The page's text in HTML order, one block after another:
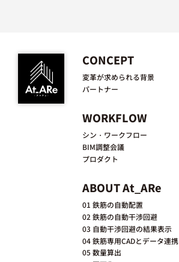
CONCEPT
変革が求められる背景
パートナー
WORKFLOW
シン・ワークフロー
BIM調整会議
プロダクト
ABOUT At_ARe
01 鉄筋の自動配置
02 鉄筋の自動干渉回避
03 自動干渉回避の結果表示
04 鉄筋専用CADとデータ連携
05 数量算出